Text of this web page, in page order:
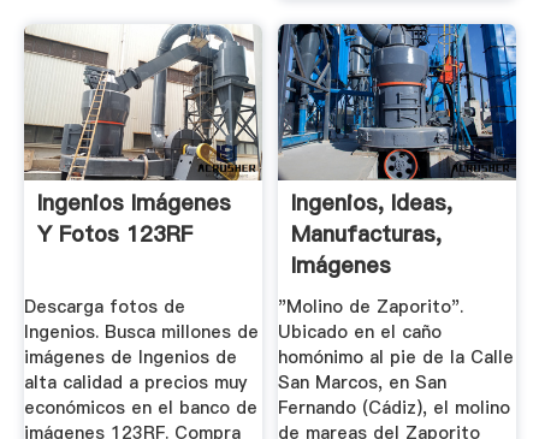
Ingenios Imágenes
Y Fotos 123RF
Descarga fotos de
Ingenios. Busca millones de
imágenes de Ingenios de
alta calidad a precios muy
económicos en el banco de
imágenes 123RF. Compra
Ingenios, Ideas,
Manufacturas,
Imágenes
"Molino de Zaporito".
Ubicado en el caño
homónimo al pie de la Calle
San Marcos, en San
Fernando (Cádiz), el molino
de mareas del Zaporito